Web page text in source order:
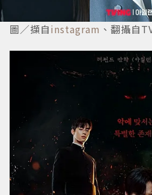
圖／擷自instagram 、翻攝自